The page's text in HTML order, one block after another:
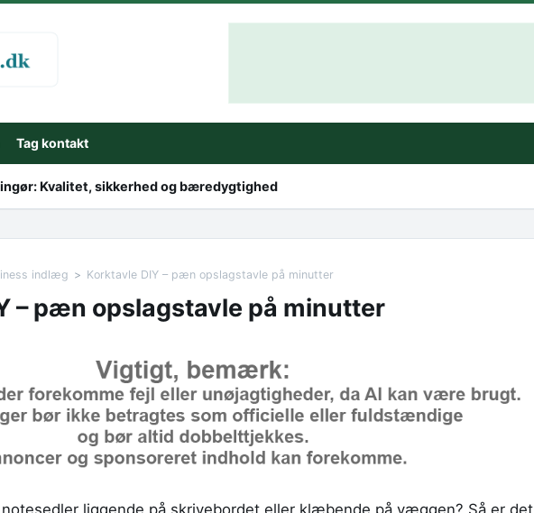
Tag kontakt
Kvalitet, sikkerhed og bæredygtighed
indlæg Korktavle DIY – pæn opslagstavle på minutter
– pæn opslagstavle på minutter